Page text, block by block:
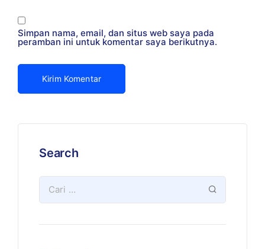
Simpan nama, email, dan situs web saya pada
peramban ini untuk komentar saya berikutnya.
Search